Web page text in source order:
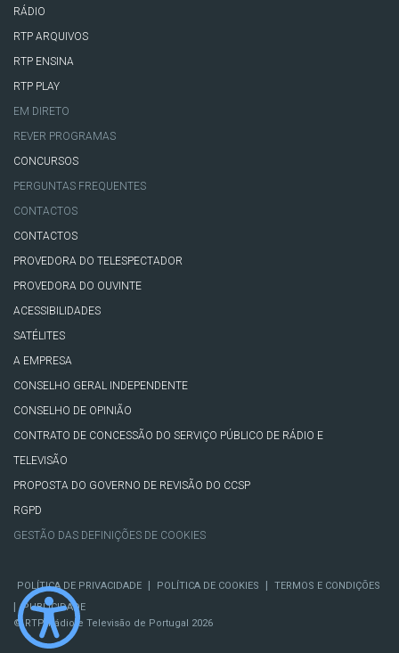
RÁDIO
RTP ARQUIVOS
RTP ENSINA
RTP PLAY
EM DIRETO
REVER PROGRAMAS
CONCURSOS
PERGUNTAS FREQUENTES
CONTACTOS
CONTACTOS
PROVEDORA DO TELESPECTADOR
PROVEDORA DO OUVINTE
ACESSIBILIDADES
SATÉLITES
A EMPRESA
CONSELHO GERAL INDEPENDENTE
CONSELHO DE OPINIÃO
CONTRATO DE CONCESSÃO DO SERVIÇO PÚBLICO DE RÁDIO E
TELEVISÃO
PROPOSTA DO GOVERNO DE REVISÃO DO CCSP
RGPD
GESTÃO DAS DEFINIÇÕES DE COOKIES
POLÍTICA DE PRIVACIDADE | POLÍTICA DE COOKIES | TERMOS E CONDIÇÕES
|
PUBLICIDADE
© RTP, Rádio e Televisão de Portugal 2026